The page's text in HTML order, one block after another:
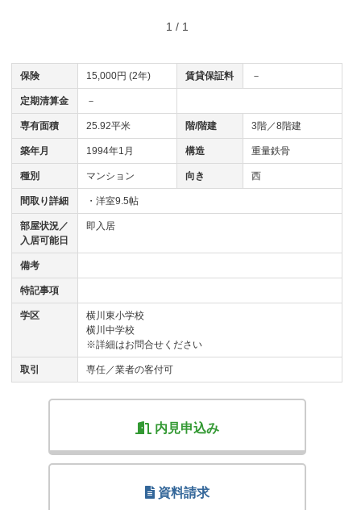
1 / 1
保険 15,000円 (2年) 賃貸保証料 －
定期清算金 －
専有面積 25.92平米 階/階建 3階／8階建
築年月 1994年1月 構造 重量鉄骨
種別 マンション 向き 西
間取り詳細 ・洋室9.5帖
部屋状況／
入居可能日
即入居
備考
特記事項
学区
横川東小学校
横川中学校
※詳細はお問合せください
取引 専任／業者の客付可
内見申込み
資料請求